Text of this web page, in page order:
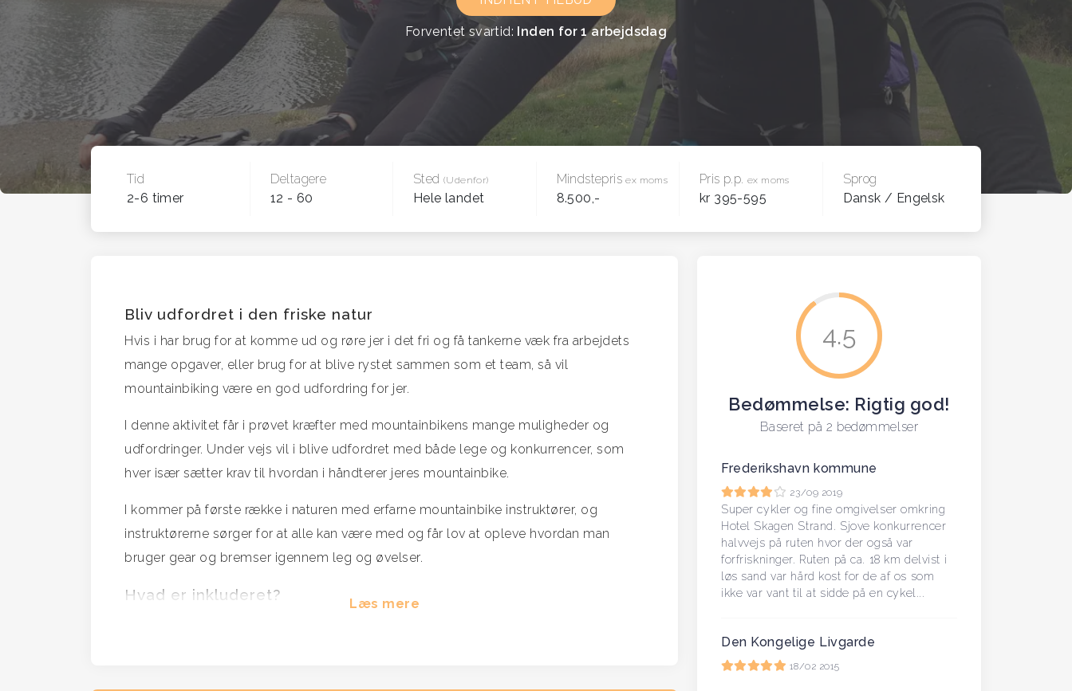
Forventet svartid: Inden for 1 arbejdsdag
Tid
2-6 timer
Deltagere
12 - 60
Sted (Udenfor)
Hele landet
Mindsteprisex moms
8.500,-
Pris p.p. ex moms
kr 395-595
Sprog
Dansk / Engelsk
Bliv udfordret i den friske natur
Hvis i har brug for at komme ud og røre jer i det fri og få tankerne væk fra arbejdets
mange opgaver, eller brug for at blive rystet sammen som et team, så vil
mountainbiking være en god udfordring for jer.
I denne aktivitet får i prøvet kræfter med mountainbikens mange muligheder og
udfordringer. Under vejs vil i blive udfordret med både lege og konkurrencer, som
hver især sætter krav til hvordan i håndterer jeres mountainbike.
I kommer på første række i naturen med erfarne mountainbike instruktører, og
instruktørerne sørger for at alle kan være med og får lov at opleve hvordan man
bruger gear og bremser igennem leg og øvelser.
Hvad er inkluderet?
Læs mere
4.5
Bedømmelse: Rigtig god!
Baseret på 2 bedømmelser
Frederikshavn kommune
23/09 2019
Super cykler og fine omgivelser omkring
Hotel Skagen Strand. Sjove konkurrencer
halvvejs på ruten hvor der også var
forfriskninger. Ruten på ca. 18 km delvist i
løs sand var hård kost for de af os som
ikke var vant til at sidde på en cykel...
Den Kongelige Livgarde
18/02 2015